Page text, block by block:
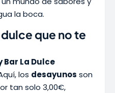
la boca.
que no te
Bar La Dulce
los desayunos son
tan solo 3,00€,